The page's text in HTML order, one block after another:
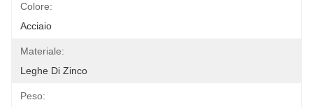
Colore:
Acciaio
Materiale:
Leghe Di Zinco
Peso: